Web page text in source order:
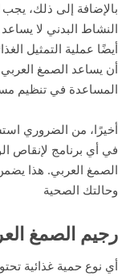
بالإضافة إلى ذلك، يجب
النشاط البدني لا
أيضًا عملية التمثيل
أن يساعد الصمغ العربي
المساعدة في تنظيم
أخيرًا، من الضروري
في أي برنامج لإنقاص
الصمغ العربي. هذا
وحالتك الصحية
رجيم الصمغ
أي نوع حمية غذائية